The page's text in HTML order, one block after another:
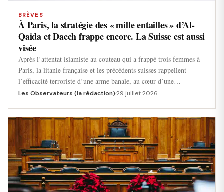
BRÈVES
À Paris, la stratégie des « mille entailles » d’Al-
Qaida et Daech frappe encore. La Suisse est aussi
visée
Après l’attentat islamiste au couteau qui a frappé trois femmes à
Paris, la litanie française et les précédents suisses rappellent
l’efficacité terroriste d’une arme banale, au cœur d’une…
Les Observateurs (la rédaction)·29 juillet 2026